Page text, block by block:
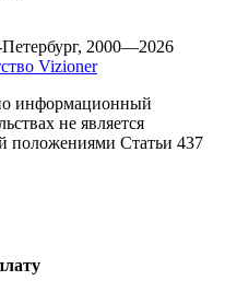
2000—2026
Vizioner
информационный
не является
положениями Статьи 437